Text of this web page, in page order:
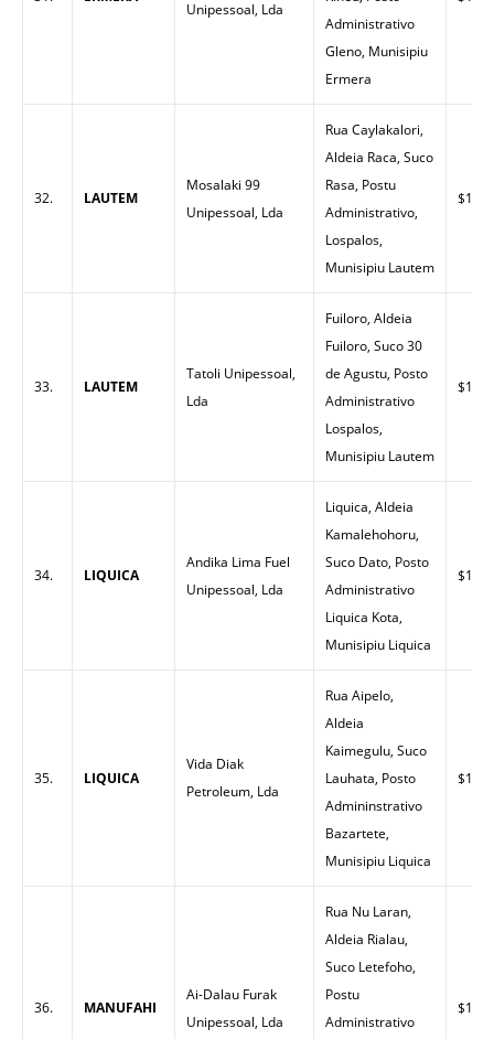
Unipessoal, Lda
Administrativo
Gleno, Munisipiu
Ermera
32. LAUTEM
Mosalaki 99
Unipessoal, Lda
Rua Caylakalori,
Aldeia Raca, Suco
Rasa, Postu
Administrativo,
Lospalos,
Munisipiu Lautem
$1.79
33. LAUTEM
Tatoli Unipessoal,
Lda
Fuiloro, Aldeia
Fuiloro, Suco 30
de Agustu, Posto
Administrativo
Lospalos,
Munisipiu Lautem
$1.65
34. LIQUICA
Andika Lima Fuel
Unipessoal, Lda
Liquica, Aldeia
Kamalehohoru,
Suco Dato, Posto
Administrativo
Liquica Kota,
Munisipiu Liquica
$1.53
35. LIQUICA
Vida Diak
Petroleum, Lda
Rua Aipelo,
Aldeia
Kaimegulu, Suco
Lauhata, Posto
Admininstrativo
Bazartete,
Munisipiu Liquica
$1.53
36. MANUFAHI
Ai-Dalau Furak
Unipessoal, Lda
Rua Nu Laran,
Aldeia Rialau,
Suco Letefoho,
Postu
Administrativo
$1.60